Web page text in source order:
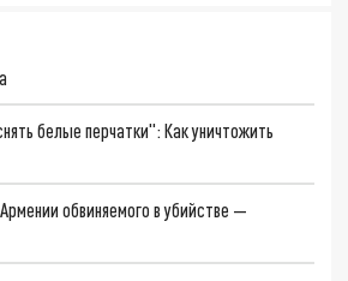
белые перчатки": Как уничтожить
обвиняемого в убийстве —